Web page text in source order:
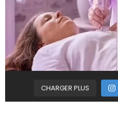
CHARGER PLUS